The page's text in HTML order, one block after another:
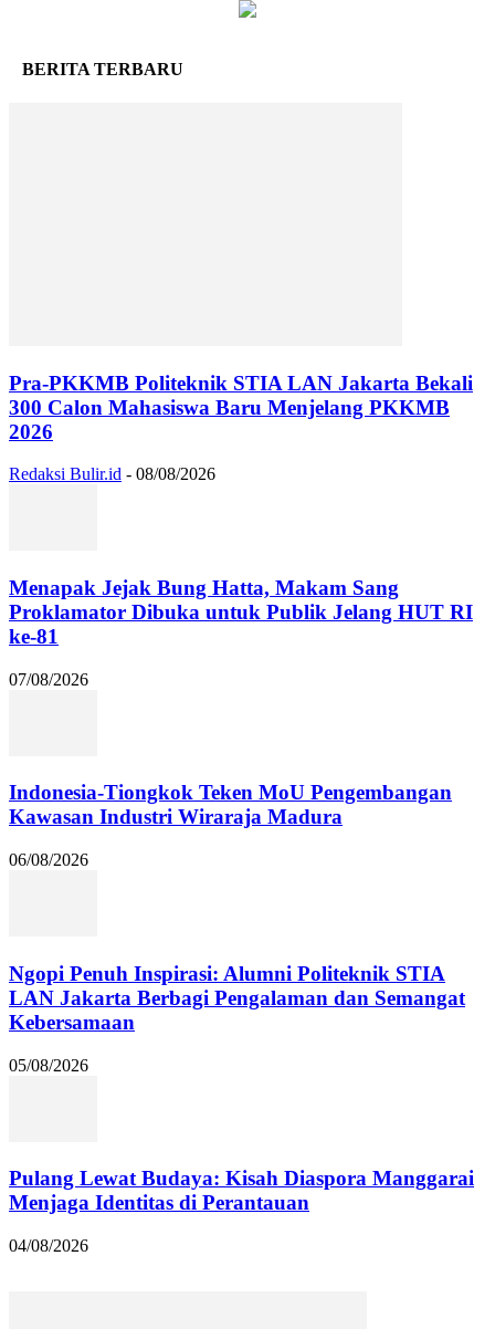
BERITA TERBARU
Pra-PKKMB Politeknik STIA LAN Jakarta Bekali
300 Calon Mahasiswa Baru Menjelang PKKMB
2026
Redaksi Bulir.id - 08/08/2026
Menapak Jejak Bung Hatta, Makam Sang
Proklamator Dibuka untuk Publik Jelang HUT RI
ke-81
07/08/2026
Indonesia-Tiongkok Teken MoU Pengembangan
Kawasan Industri Wiraraja Madura
06/08/2026
Ngopi Penuh Inspirasi: Alumni Politeknik STIA
LAN Jakarta Berbagi Pengalaman dan Semangat
Kebersamaan
05/08/2026
Pulang Lewat Budaya: Kisah Diaspora Manggarai
Menjaga Identitas di Perantauan
04/08/2026